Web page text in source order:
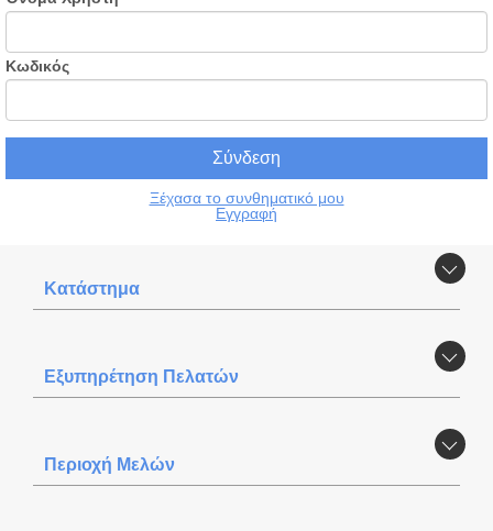
Κωδικός
Ξέχασα το συνθηματικό μου
Εγγραφή
Κατάστημα
Εξυπηρέτηση Πελατών
Περιοχή Mελών